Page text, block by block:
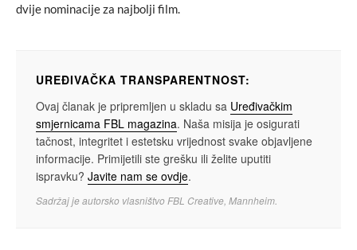
dvije nominacije za najbolji film.
UREĐIVAČKA TRANSPARENTNOST:
Ovaj članak je pripremljen u skladu sa Uređivačkim
smjernicama FBL magazina. Naša misija je osigurati
tačnost, integritet i estetsku vrijednost svake objavljene
informacije. Primijetili ste grešku ili želite uputiti
ispravku? Javite nam se ovdje.
Sadržaj je autorsko vlasništvo FBL Creative, Mannheim.